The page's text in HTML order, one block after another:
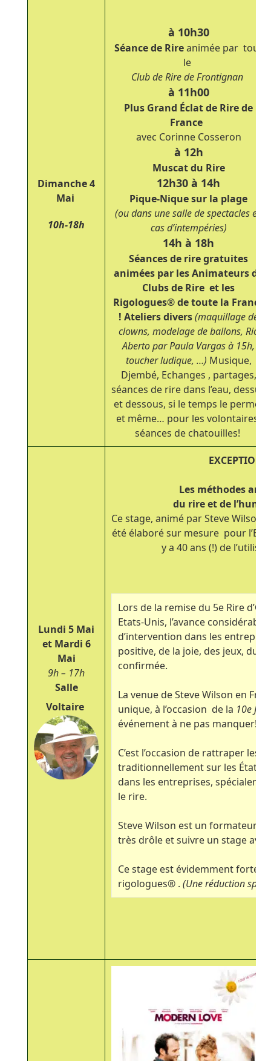
Dimanche 4
Mai
10h-18h
à 10h30
Séance de Rireanimée par tout
le
Club de Rire de Frontignan
à 11h00
Plus Grand Éclat de Rire de
France
avec Corinne Cosseron
à 12h
Muscat du Rire
12h30à 14h
Pique-Nique sur la plage
(ou dans une salle de spectacles en
cas d’intempéries)
14hà 18h
Séances de rire gratuites
animées par les Animateurs de
Clubs de Rire et les
Rigologues®de toute la France
! Ateliers divers(maquillage de
clowns, modelage de ballons, Rio
Aberto par Paula Vargas à 15h,
toucher ludique, …) Musique,
Djembé, Echanges , partages,
séances de rire dans l’eau, dessus
et dessous, si le temps le permet
et même… pour les volontaires,
séances de chatouilles!
Lundi 5 Mai
et Mardi 6
Mai
9h – 17h
Salle
Voltaire
Les méthodes
du rire et de
Ce stage, animé par Steve Wilson
été élaboré sur mesure pour
y a 40 ans (!) de
Lors de la remise du 5e Rire d’Or
Etats-Unis, l’avance
d’intervention dans les
positive, de la joie, des jeux, du
confirmée.
La venue de Steve Wilson en
unique, à l’occasion de la 10e
événement à ne pas manquer!
C’est l’occasion de rattraper les
traditionnellement sur les États-
dans les entreprises,
le rire.
Steve Wilson est un formateur
très drôle et suivre un stage
Ce stage est évidemment
rigologues® .(Une réduction